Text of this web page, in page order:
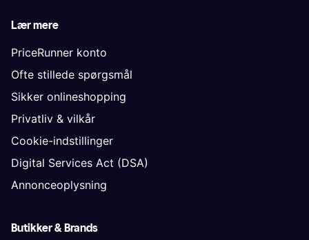
Lær mere
PriceRunner konto
Ofte stillede spørgsmål
Sikker onlineshopping
Privatliv & vilkår
Cookie-indstillinger
Digital Services Act (DSA)
Annonceoplysning
Butikker & Brands